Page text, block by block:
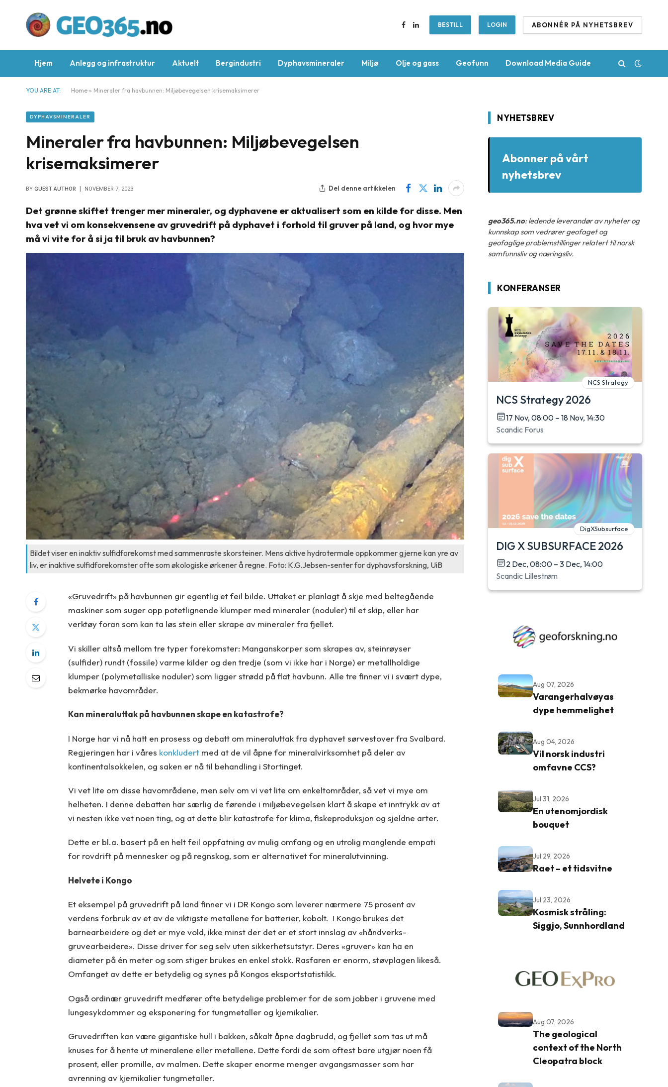
Facebook
LinkedInBESTILL LOGIN ABONNÉR PÅ NYHETSBREV
Hjem Anlegg og infrastruktur Aktuelt Bergindustri Dyphavsmineraler Miljø Olje og gass Geofunn Download Media Guide
YOU ARE AT: Home » Mineraler fra havbunnen: Miljøbevegelsen krisemaksimerer
DYPHAVSMINERALER
Mineraler fra havbunnen: Miljøbevegelsen
krisemaksimerer
BY GUEST AUTHOR NOVEMBER 7, 2023 Del denne artikkelen
Det grønne skiftet trenger mer mineraler, og dyphavene er aktualisert som en kilde for disse. Men
hva vet vi om konsekvensene av gruvedrift på dyphavet i forhold til gruver på land, og hvor mye
må vi vite for å si ja til bruk av havbunnen?
Bildet viser en inaktiv sulfidforekomst med sammenraste skorsteiner. Mens aktive hydrotermale oppkommer gjerne kan yre av
liv, er inaktive sulfidforekomster ofte som økologiske ørkener å regne. Foto: K.G.Jebsen-senter for dyphavsforskning, UiB
«Gruvedrift» på havbunnen gir egentlig et feil bilde. Uttaket er planlagt å skje med beltegående
maskiner som suger opp potetlignende klumper med mineraler (noduler) til et skip, eller har
verktøy foran som kan ta løs stein eller skrape av mineraler fra fjellet.
Vi skiller altså mellom tre typer forekomster: Manganskorper som skrapes av, steinrøyser
(sulfider) rundt (fossile) varme kilder og den tredje (som vi ikke har i Norge) er metallholdige
klumper (polymetalliske noduler) som ligger strødd på flat havbunn. Alle tre finner vi i svært dype,
bekmørke havområder.
Kan mineraluttak på havbunnen skape en katastrofe?
I Norge har vi nå hatt en prosess og debatt om mineraluttak fra dyphavet sørvestover fra Svalbard.
Regjeringen har i våres konkludertmed at de vil åpne for mineralvirksomhet på deler av
kontinentalsokkelen, og saken er nå til behandling i Stortinget.
Vi vet lite om disse havområdene, men selv om vi vet lite om enkeltområder, så vet vi mye om
helheten. I denne debatten har særlig de førende i miljøbevegelsen klart å skape et inntrykk av at
vi nesten ikke vet noen ting, og at dette blir katastrofe for klima, fiskeproduksjon og sjeldne arter.
Dette er bl.a. basert på en helt feil oppfatning av mulig omfang og en utrolig manglende empati
for rovdrift på mennesker og på regnskog, som er alternativet for mineralutvinning.
Helvete i Kongo
Et eksempel på gruvedrift på land finner vi i DR Kongo som leverer nærmere 75 prosent av
verdens forbruk av et av de viktigste metallene for batterier, kobolt. I Kongo brukes det
barnearbeidere og det er mye vold, ikke minst der det er et stort innslag av «håndverks-
gruvearbeidere». Disse driver for seg selv uten sikkerhetsutstyr. Deres «gruver» kan ha en
diameter på én meter og som stiger brukes en enkel stokk. Rasfaren er enorm, støvplagen likeså.
Omfanget av dette er betydelig og synes på Kongos eksportstatistikk.
Også ordinær gruvedrift medfører ofte betydelige problemer for de som jobber i gruvene med
lungesykdommer og eksponering for tungmetaller og kjemikalier.
Gruvedriften kan være gigantiske hull i bakken, såkalt åpne dagbrudd, og fjellet som tas ut må
knuses for å hente ut mineralene eller metallene. Dette fordi de som oftest bare utgjør noen få
prosent, eller promille, av malmen. Dette skaper enorme menger avgangsmasser som har
avrenning av kjemikalier tungmetaller.
NYHETSBREV
Abonner på vårt
nyhetsbrev
geo365.no: ledende leverandør av nyheter og
kunnskap som vedrører geofaget og
geofaglige problemstillinger relatert til norsk
samfunnsliv og næringsliv.
KONFERANSER
NCS Strategy
NCS Strategy 2026
17 Nov, 08:00 – 18 Nov, 14:30
Scandic Forus
DigXSubsurface
DIG X SUBSURFACE 2026
2 Dec, 08:00 – 3 Dec, 14:00
Scandic Lillestrøm
Aug 07, 2026
Varangerhalvøyas
dype hemmelighet
Aug 04, 2026
Vil norsk industri
omfavne CCS?
Jul 31, 2026
En utenomjordisk
bouquet
Jul 29, 2026
Raet – et tidsvitne
Jul 23, 2026
Kosmisk stråling:
Siggjo, Sunnhordland
Aug 07, 2026
The geological
context of the North
Cleopatra block